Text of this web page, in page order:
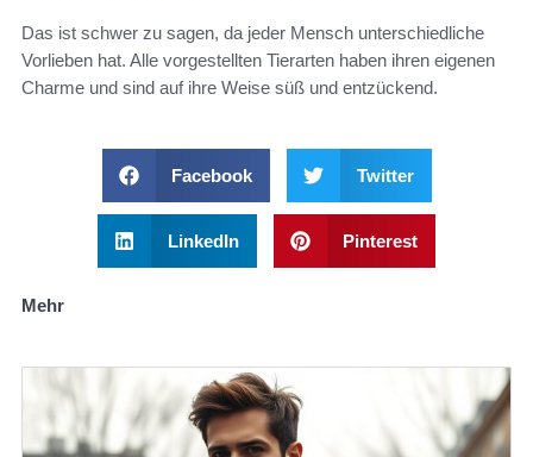
Das ist schwer zu sagen, da jeder Mensch unterschiedliche
Vorlieben hat. Alle vorgestellten Tierarten haben ihren eigenen
Charme und sind auf ihre Weise süß und entzückend.
Facebook Twitter
LinkedIn Pinterest
Mehr